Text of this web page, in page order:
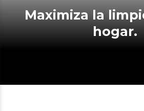
Maximiza la limpieza de tu
hogar.